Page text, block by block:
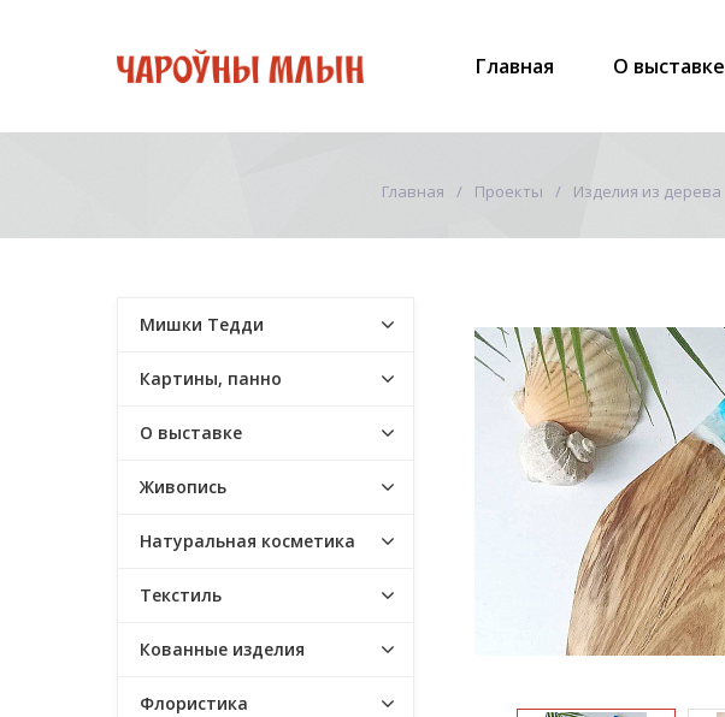
Главная О выставке
Главная Проекты Изделия из дерева
Мишки Тедди
Картины, панно
О выставке
Живопись
Натуральная косметика
Текстиль
Кованные изделия
Флористика